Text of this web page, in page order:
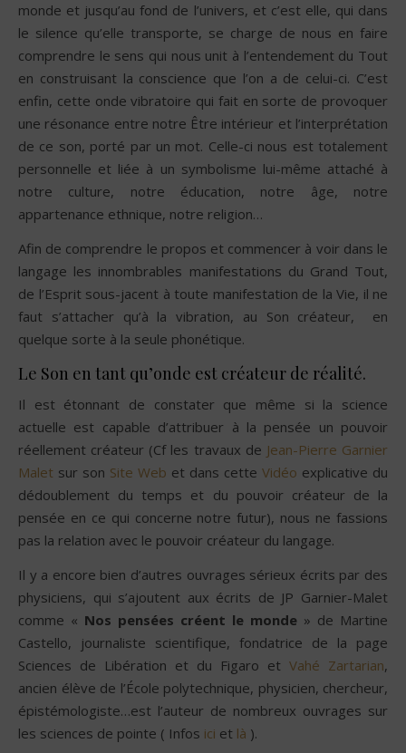
monde et jusqu’au fond de l’univers, et c’est elle, qui dans
le silence qu’elle transporte, se charge de nous en faire
comprendre le sens qui nous unit à l’entendement du Tout
en construisant la conscience que l’on a de celui-ci. C’est
enfin, cette onde vibratoire qui fait en sorte de provoquer
une résonance entre notre Être intérieur et l’interprétation
de ce son, porté par un mot. Celle-ci nous est totalement
personnelle et liée à un symbolisme lui-même attaché à
notre culture, notre éducation, notre âge, notre
appartenance ethnique, notre religion…
Afin de comprendre le propos et commencer à voir dans le
langage les innombrables manifestations du Grand Tout,
de l’Esprit sous-jacent à toute manifestation de la Vie, il ne
faut s’attacher qu’à la vibration, au Son créateur, en
quelque sorte à la seule phonétique.
Le Son en tant qu’onde est créateur de réalité.
Il est étonnant de constater que même si la science
actuelle est capable d’attribuer à la pensée un pouvoir
réellement créateur (Cf les travaux de Jean-Pierre Garnier
Malet sur son Site Web et dans cette Vidéo explicative du
dédoublement du temps et du pouvoir créateur de la
pensée en ce qui concerne notre futur), nous ne fassions
pas la relation avec le pouvoir créateur du langage.
Il y a encore bien d’autres ouvrages sérieux écrits par des
physiciens, qui s’ajoutent aux écrits de JP Garnier-Malet
comme « Nos pensées créent le monde » de Martine
Castello, journaliste scientifique, fondatrice de la page
Sciences de Libération et du Figaro et Vahé Zartarian,
ancien élève de l’École polytechnique, physicien, chercheur,
épistémologiste…est l’auteur de nombreux ouvrages sur
les sciences de pointe ( Infos ici et là ).